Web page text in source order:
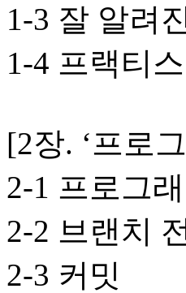
1-3 잘 알려
1-4 프랙티
[2장. ‘프로
2-1 프로그
2-2 브랜치
2-3 커밋